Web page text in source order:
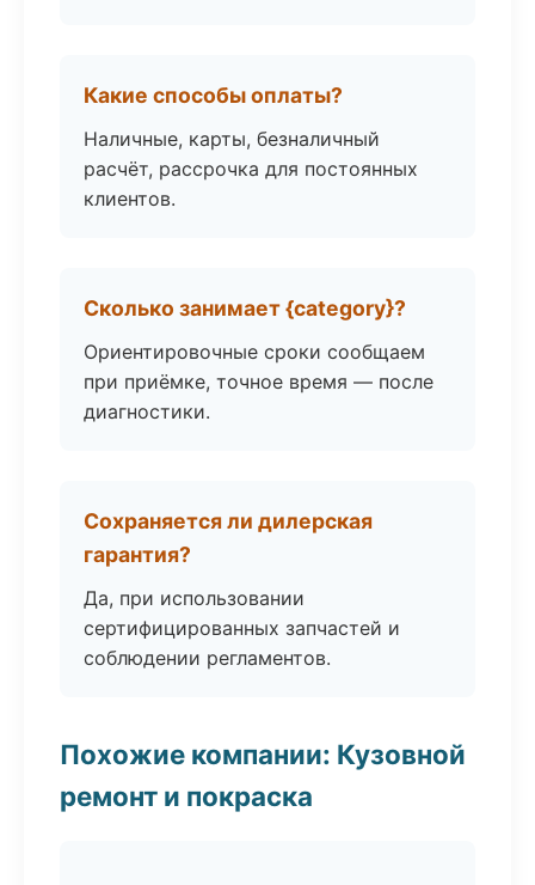
Какие способы оплаты?
Наличные, карты, безналичный
расчёт, рассрочка для постоянных
клиентов.
Сколько занимает {category}?
Ориентировочные сроки сообщаем
при приёмке, точное время — после
диагностики.
Сохраняется ли дилерская
гарантия?
Да, при использовании
сертифицированных запчастей и
соблюдении регламентов.
Похожие компании: Кузовной
ремонт и покраска